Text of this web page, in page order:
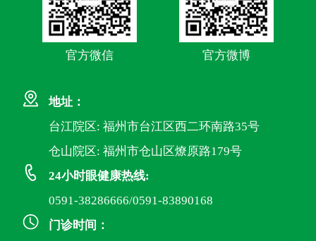
官方微信 官方微博
地址：
台江院区: 福州市台江区西二环南路35号
仓山院区: 福州市仓山区燎原路179号
24小时眼健康热线:
0591-38286666/0591-83890168
门诊时间：